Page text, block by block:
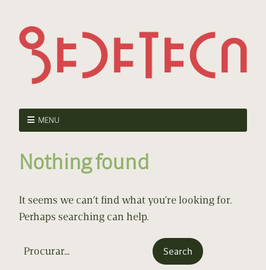
MENU
Nothing found
It seems we can’t find what you’re looking for.
Perhaps searching can help.